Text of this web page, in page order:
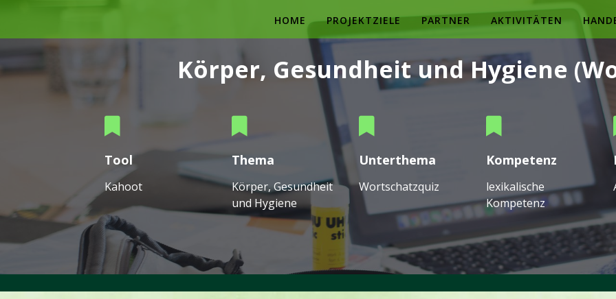
HOME PROJEKTZIELE PARTNER AKTIVITÄTEN
Körper, Gesundheit und Hygiene
Tool
Kahoot
Thema
Körper, Gesundheit
und Hygiene
Unterthema
Wortschatzquiz
Kompetenz
lexikalische
Kompetenz